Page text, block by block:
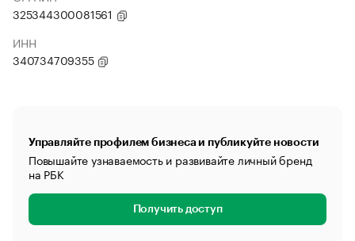
325344300081561
ИНН
340734709355
Управляйте профилем бизнеса и публикуйте новости
Повышайте узнаваемость и развивайте личный бренд
на РБК
Получить доступ